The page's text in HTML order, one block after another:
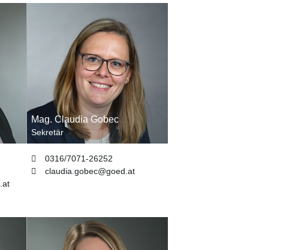
at
Mag. Claudia Gobec
Sekretär
0316/7071-26252
claudia.gobec@goed at